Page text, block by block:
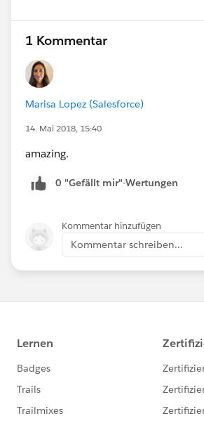
1 Kommentar
Marisa Lopez (Salesforce)
14. Mai 2018, 15:40
amazing.
0 "Gefällt mir"-Wertungen
Kommentar hinzufügen
Kommentar schreiben...